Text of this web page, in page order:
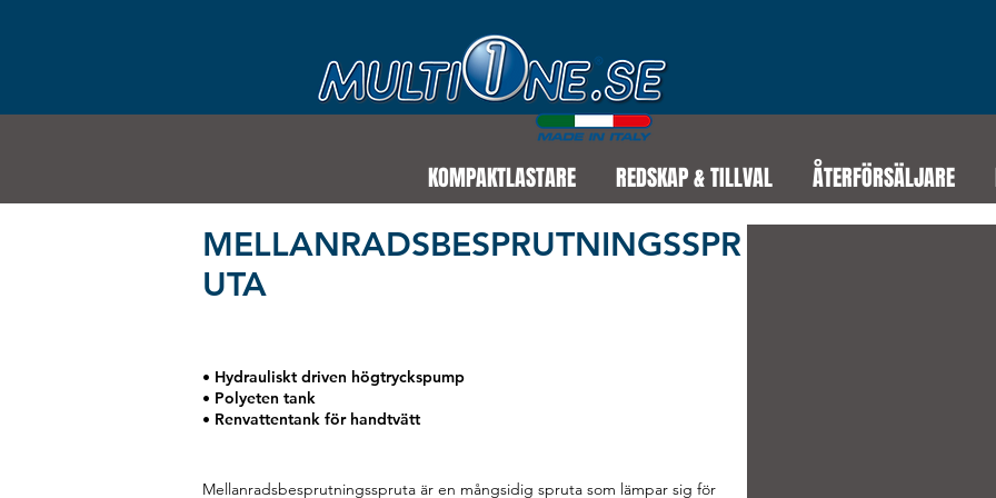
KOMPAKTLASTARE REDSKAP & TILLVAL ÅTERFÖRSÄLJARE
MELLANRADSBESPRUTNINGSSPR
UTA
• Hydrauliskt driven högtryckspump
• Polyeten tank
• Renvattentank för handtvätt
Mellanradsbesprutningsspruta är en mångsidig spruta som lämpar sig för